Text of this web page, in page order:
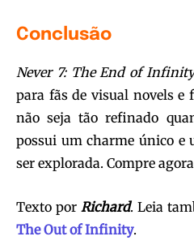
Conclusão
Never 7: The End of Infinity
para fãs de visual novels e
não seja tão refinado
possui um charme único e
ser explorada. Compre
Texto por Richard. Leia
The Out of Infinity.